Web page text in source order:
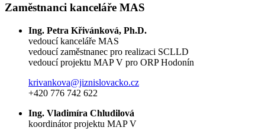
Zaměstnanci kanceláře MAS
Ing. Petra Křivánková, Ph.D.
vedoucí kanceláře MAS
vedoucí zaměstnanec pro realizaci SCLLD
vedoucí projektu MAP V pro ORP Hodonín
krivankova@jiznislovacko.cz
+420 776 742 622
Ing. Vladimíra Chludilová
koordinátor projektu MAP V